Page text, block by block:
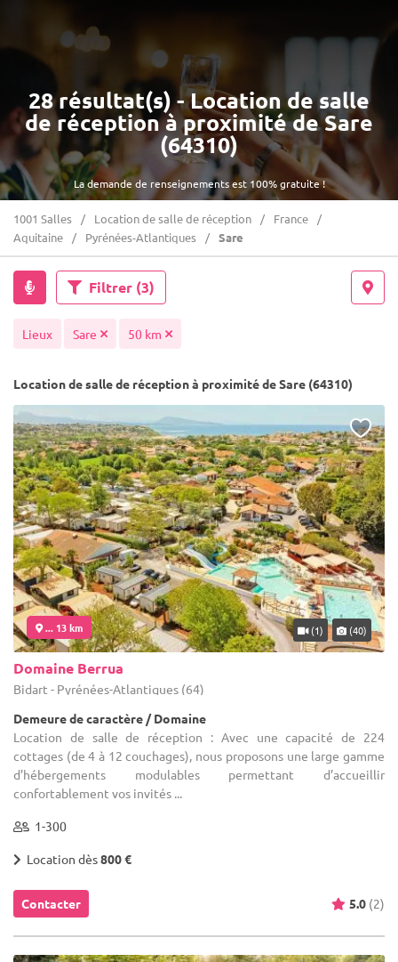
La demande de renseignements est 100% gratuite !
28 résultat(s) - Location de salle
de réception à proximité de Sare
(64310)
1001 Salles Location de salle de réception
France
Aquitaine
Pyrénées-Atlantiques Sare
Filtrer (3)
Lieux Sare 50 km
Location de salle de réception à proximité de Sare (64310)
... 13 km (1) (40)
Domaine Berrua
Bidart - Pyrénées-Atlantiques (64)
Demeure de caractère / Domaine
Location de salle de réception : Avec une capacité de 224
cottages (de 4 à 12 couchages), nous proposons une large gamme
d’hébergements modulables permettant d’accueillir
confortablement vos invités ...
1-300
Location dès800 €
Contacter 5.0 (2)